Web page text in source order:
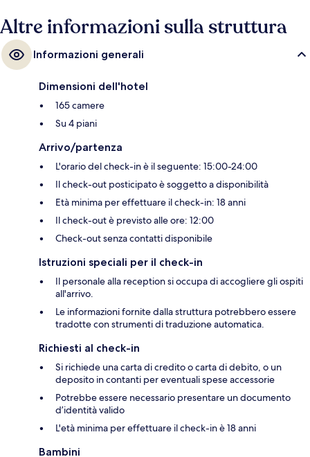
Altre informazioni sulla struttura
Informazioni generali
Dimensioni dell'hotel
165 camere
Su 4 piani
Arrivo/partenza
L'orario del check-in è il seguente: 15:00-24:00
Il check-out posticipato è soggetto a disponibilità
Età minima per effettuare il check-in: 18 anni
Il check-out è previsto alle ore: 12:00
Check-out senza contatti disponibile
Istruzioni speciali per il check-in
Il personale alla reception si occupa di accogliere gli ospiti
all'arrivo.
Le informazioni fornite dalla struttura potrebbero essere
tradotte con strumenti di traduzione automatica.
Richiesti al check-in
Si richiede una carta di credito o carta di debito, o un
deposito in contanti per eventuali spese accessorie
Potrebbe essere necessario presentare un documento
d’identità valido
L'età minima per effettuare il check-in è 18 anni
Bambini